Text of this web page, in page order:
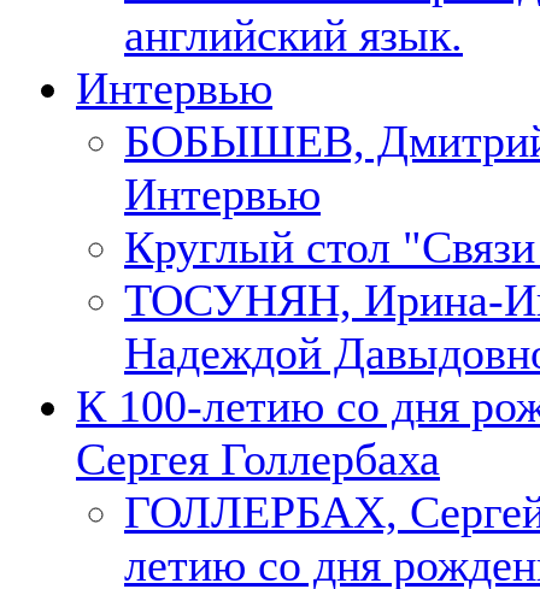
английский язык.
Интервью
БОБЫШЕВ,
Интервью
Круглый стол
ТОСУНЯН, Ирина-
Надеждой
К 100-летию со дня
Сергея Голлербаха
ГОЛЛЕРБАХ,
летию со дня